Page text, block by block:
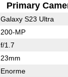
Primary
Galaxy S23 Ultra
200-MP
f/1.7
23mm
Enorme